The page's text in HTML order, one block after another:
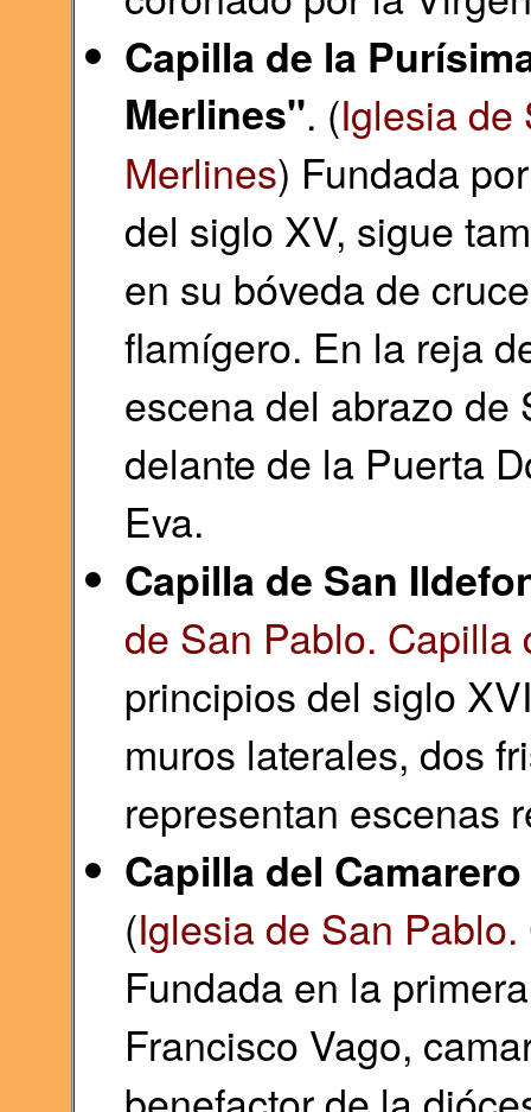
Capilla de la
Merlines". (Iglesia de
Merlines) Fundada
del siglo XV, sigue
en su bóveda de
flamígero. En la reja
escena del abrazo de
delante de la Puerta
Eva.
Capilla de San
de San Pablo. Capilla
principios del siglo
muros laterales, dos
representan escenas
Capilla del
(Iglesia de San
Fundada en la
Francisco Vago,